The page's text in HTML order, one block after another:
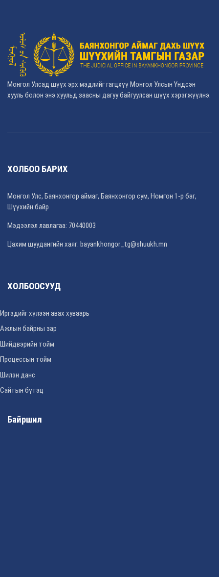
Монгол Улсад шүүх эрх мэдлийг гагцхүү Монгол Улсын Үндсэн
хууль болон энэ хуульд заасны дагуу байгуулсан шүүх хэрэгжүүлнэ.
ХОЛБОО БАРИХ
Монгол Улс, Баянхонгор аймаг, Баянхонгор сум, Номгон 1-р баг,
Шүүхийн байр
Мэдээлэл лавлагаа: 70440003
Цахим шуудангийн хаяг: bayankhongor_tg@shuukh.mn
ХОЛБООСУУД
Иргэдийг хүлээн авах хуваарь
Ажлын байрны зар
Шийдвэрийн тойм
Процессын тойм
Шилэн данс
Сайтын бүтэц
Байршил